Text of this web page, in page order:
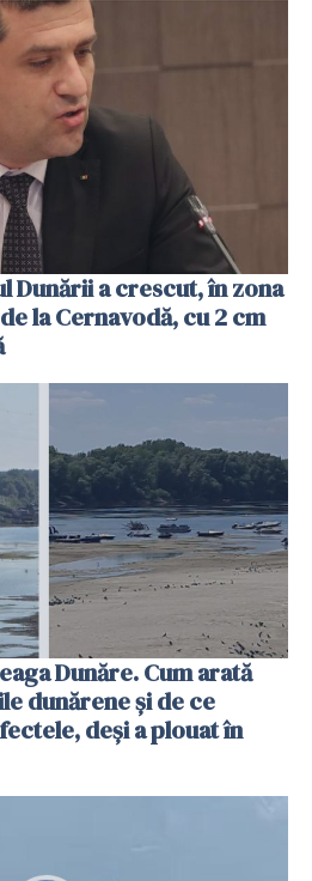
Dunării a crescut, în zona
la Cernavodă, cu 2 cm
Dunăre. Cum arată
dunărene și de ce
deși a plouat în